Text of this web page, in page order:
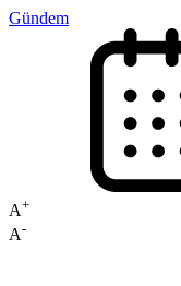
Gündem
A+
A-